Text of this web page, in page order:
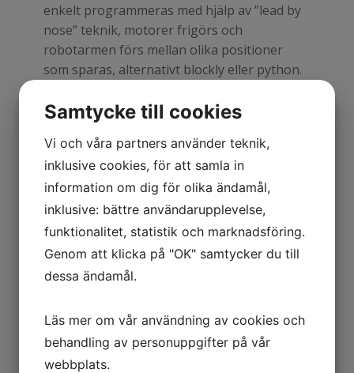
enkelt programmeras med hjälp av ”lead by
nose” teknik, motorer frigörs och
robotarmen förs mellan olika positioner
som sparas, alternativt blockly eller python.
Som standard levereras roboten med
vakuumkopp med ventil och ejektor.
Elektriskt fingergripdon finns som tillval.
Roboten kan kommunicera med ex PLC eller
annan kringutrustning via 24V
direktanslutning eller Modbus
kommunikation. MG400 är en mycket
prisvärd robot för inlärning av
grundläggande robotteknik.
Tekniska data
Vikt 8kg
Samtycke till cookies
Vi och våra partners använder teknik,
inklusive cookies, för att samla in
information om dig för olika ändamål,
inklusive: bättre användarupplevelse,
funktionalitet, statistik och marknadsföring.
Genom att klicka på "OK" samtycker du till
dessa ändamål.
Läs mer om vår användning av cookies och
behandling av personuppgifter på vår
webbplats.